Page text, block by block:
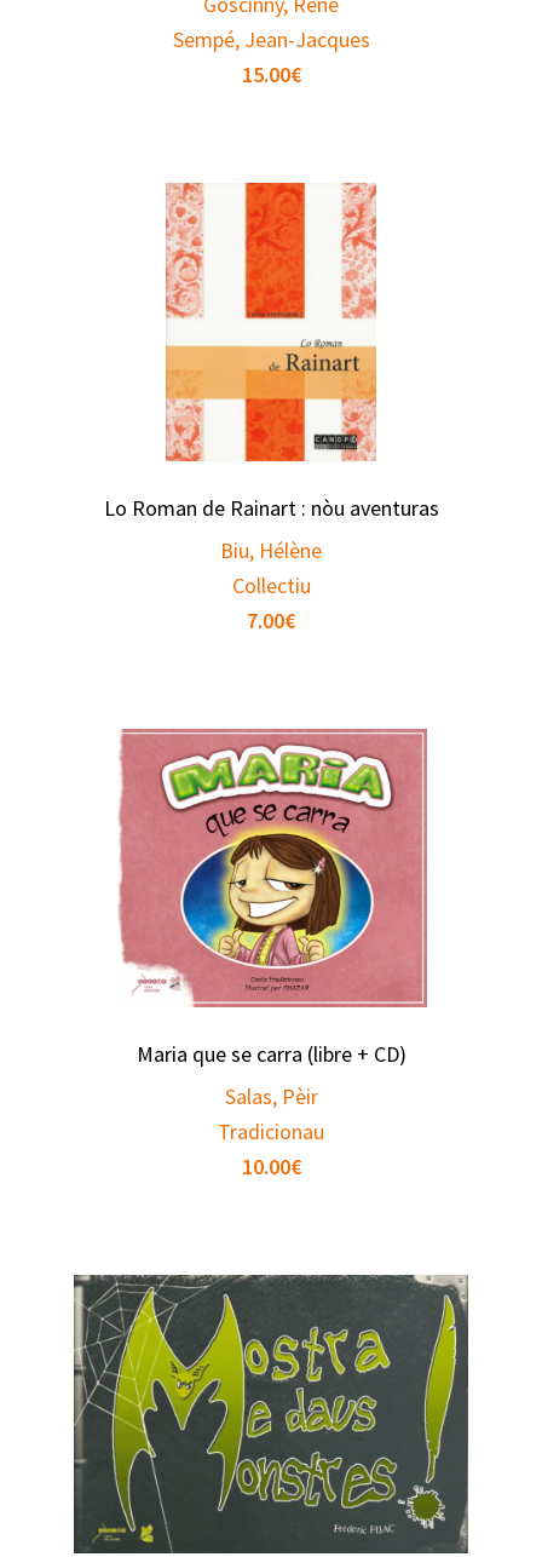
Sempé, Jean-Jacques
15.00€
Lo Roman de Rainart : nòu aventuras
Biu, Hélène
Collectiu
7.00€
Maria que se carra (libre + CD)
Salas, Pèir
Tradicionau
10.00€